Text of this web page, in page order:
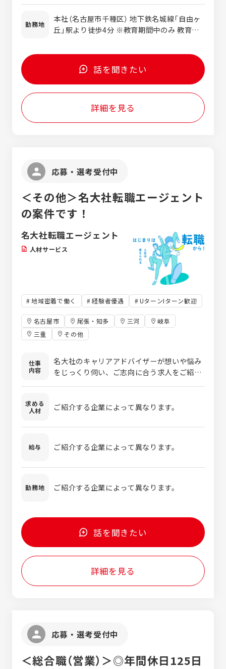
します。 お客様に進捗を報告する図面チェッ
ク会を1ヶ月ごとに設け、図面のフィードバ
品を仕上げていくイメージです。 1人あたり1
～2個の部品を担当。1つの部品が完成するま
での期間は約半年です。 【仕事の流れ】 ▼他
部署や製造メーカーとの打ち合わせ・調整 ▼
形状検討 ▼3Dデータや図面の作成 ▼提案資
料の作成 ▼お客様に進捗を報告後、フォード
バックをもとにブラッシュアップ ▼完成 【コ
の報告は電話・メール・オンラインで行なっ
出身の代表もあなたの仕事をサポート。自分
の仕事に専念できる体制が整っています。 設
計完了後はのちに自分が設計した部品を搭載
した製品が発売され、苦労して設計した部品
を目にすることができます。
勤務地
本社（名古屋市千種区） 地下鉄名城線「自由ヶ
丘」駅より徒歩4分 ※教育期間中のみ 教育期
予定 ※希望を考慮します
話を聞きたい
詳細を見る
応募・選考受付中
＜その他＞名大社転職エージェント
の案件です！
名大社転職エージェント
人材サービス
地域密着で働く 経験者優遇 UターンIターン歓迎
名古屋市 尾張・知多 三河
岐阜
三重
その他
仕事
内容
名大社のキャリアアドバイザーが想いや悩み
をじっくり伺い、ご志向に合う求人をご紹介
ものづくりに関わる仕事です。設計開発職や
くり職種です。 管理部門：総務、経理、人事
ンジニア、サービス職など。 ※ご紹介する企
求める
人材
ご紹介する企業によって異なります。
給与 ご紹介する企業によって異なります。
勤務地 ご紹介する企業によって異なります。
話を聞きたい
詳細を見る
応募・選考受付中
＜総合職（営業）＞◎年間休日125日